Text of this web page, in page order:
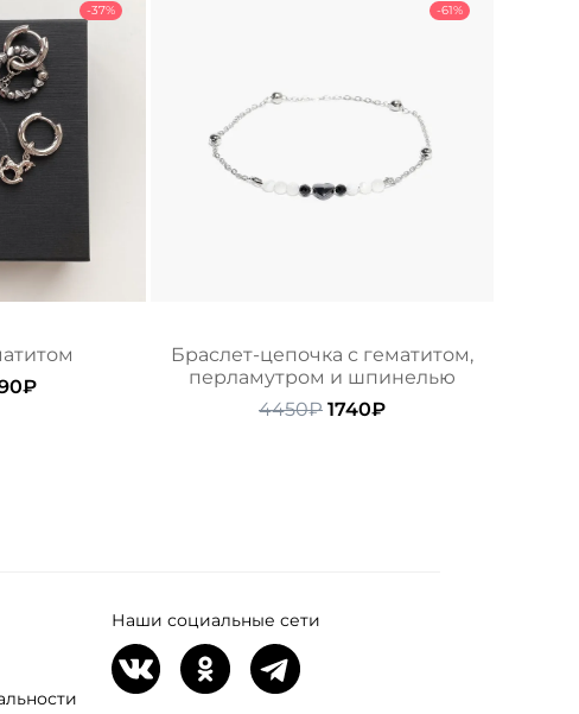
-37%
₽Текущая
-61%
Браслет-цепочка с гематитом,
перламутром и шпинелью
4450₽ Первоначальная
1740₽Текущая
Наши социальные сети